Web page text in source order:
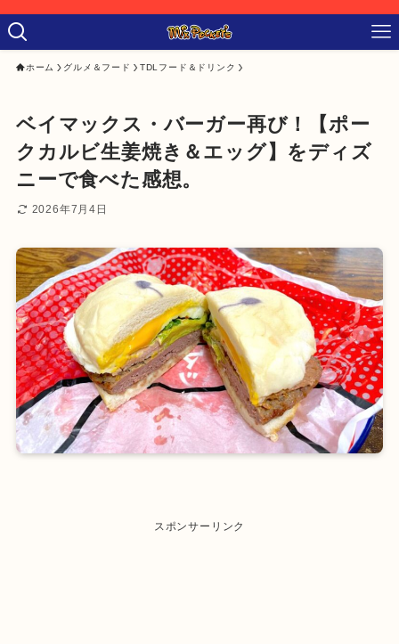
ホーム グルメ＆フード TDLフード＆ドリンク
ベイマックス・バーガー再び！【ポー
クカルビ生姜焼き＆エッグ】をディズ
ニーで食べた感想。
2026年7月4日
スポンサーリンク